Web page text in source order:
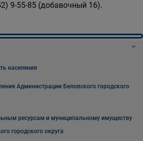
9-55-85 (добавочный 16).
населения
Администрации Беловского городского
ресурсам и муниципальному имуществу
городского округа